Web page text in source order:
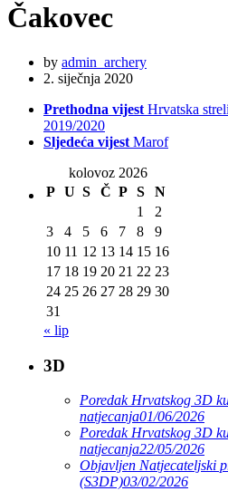
Čakovec
by admin_archery
2. siječnja 2020
Prethodna vijest Hrvatska
2019/2020
Sljedeća vijest Marof
kolovoz 2026
P U S Č P S
N
1
2
3
4 5 6 7 8
9
10 11 12 13 14 15 16
17 18 19 20 21 22 23
24 25 26 27 28 29 30
31
« lip
3D
Poredak Hrvatskog 3D
natjecanja01/06/2026
Poredak Hrvatskog 3D
natjecanja22/05/2026
Objavljen Natjecateljski
(S3DP)03/02/2026